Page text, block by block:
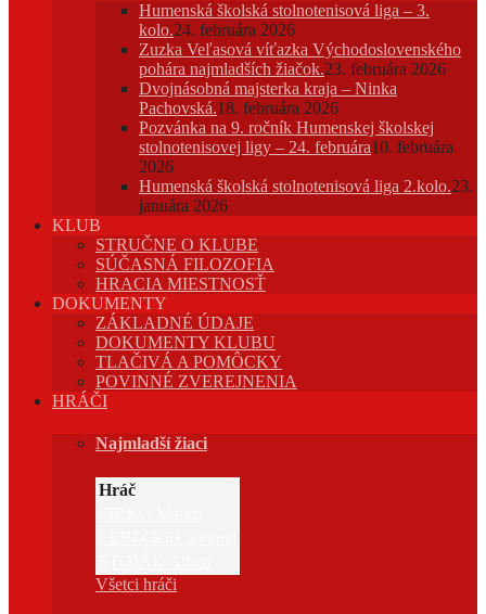
Humenská školská stolnotenisová liga – 3.
kolo.24. februára 2026
Zuzka Veľasová víťazka Východoslovenského
pohára najmladších žiačok.23. februára 2026
Dvojnásobná majsterka kraja – Ninka
Pachovská.18. februára 2026
Pozvánka na 9. ročník Humenskej školskej
stolnotenisovej ligy – 24. februára10. februára
2026
Humenská školská stolnotenisová liga 2.kolo.23.
januára 2026
KLUB
STRUČNE O KLUBE
SÚČASNÁ FILOZOFIA
HRACIA MIESTNOSŤ
DOKUMENTY
ZÁKLADNÉ ÚDAJE
DOKUMENTY KLUBU
TLAČIVÁ A POMÔCKY
POVINNÉ ZVEREJNENIA
HRÁČI
Najmladší žiaci
Hráč
Všetci hráči